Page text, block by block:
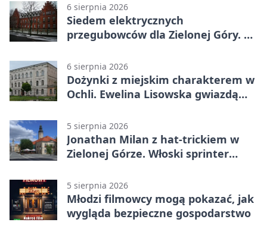
6 sierpnia 2026
Siedem elektrycznych
przegubowców dla Zielonej Góry. To
6 sierpnia 2026
Dożynki z miejskim charakterem w
Ochli. Ewelina Lisowska gwiazdą
5 sierpnia 2026
Jonathan Milan z hat-trickiem w
Zielonej Górze. Włoski sprinter
5 sierpnia 2026
Młodzi filmowcy mogą pokazać, jak
wygląda bezpieczne gospodarstwo